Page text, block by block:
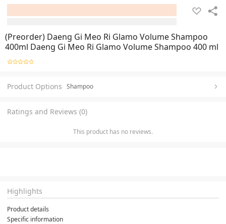
(Preorder) Daeng Gi Meo Ri Glamo Volume Shampoo
400ml Daeng Gi Meo Ri Glamo Volume Shampoo 400 ml
Product Options Shampoo
Ratings and Reviews (0)
This product has no reviews.
Highlights
Product details
Specific information